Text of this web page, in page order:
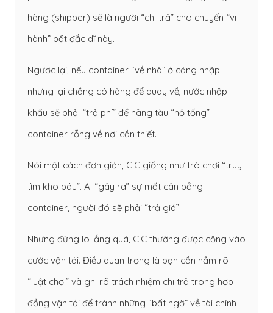
hàng (shipper) sẽ là người “chi trả” cho chuyến “vi
hành” bất đắc dĩ này.
Ngược lại, nếu container “về nhà” ở cảng nhập
nhưng lại chẳng có hàng để quay về, nước nhập
khẩu sẽ phải “trả phí” để hãng tàu “hộ tống”
container rỗng về nơi cần thiết.
Nói một cách đơn giản, CIC giống như trò chơi “truy
tìm kho báu”. Ai “gây ra” sự mất cân bằng
container, người đó sẽ phải “trả giá”!
Nhưng đừng lo lắng quá, CIC thường được cộng vào
cước vận tải. Điều quan trọng là bạn cần nắm rõ
“luật chơi” và ghi rõ trách nhiệm chi trả trong hợp
đồng vận tải để tránh những “bất ngờ” về tài chính